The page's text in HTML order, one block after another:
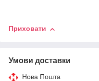
Приховати
Умови доставки
Нова Пошта